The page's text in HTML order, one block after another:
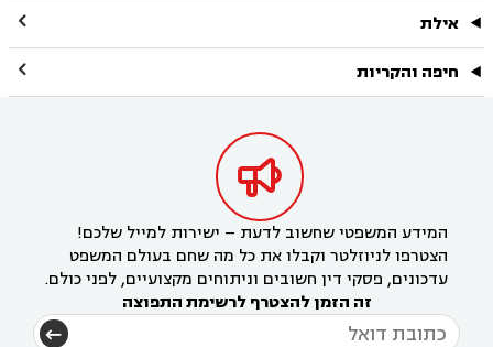
אילת 
חיפה והקריות 

המידע המשפטי שחשוב לדעת – ישירות למייל שלכם!
הצטרפו לניוזלטר וקבלו את כל מה שחם בעולם המשפט
עדכונים, פסקי דין חשובים וניתוחים מקצועיים, לפני כולם.
זה הזמן להצטרף לרשימת התפוצה